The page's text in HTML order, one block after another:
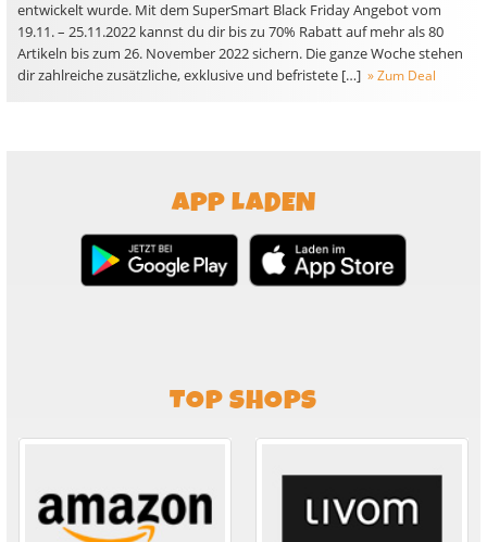
entwickelt wurde. Mit dem SuperSmart Black Friday Angebot vom
19.11. – 25.11.2022 kannst du dir bis zu 70% Rabatt auf mehr als 80
Artikeln bis zum 26. November 2022 sichern. Die ganze Woche stehen
dir zahlreiche zusätzliche, exklusive und befristete […] » Zum Deal
APP LADEN
TOP SHOPS